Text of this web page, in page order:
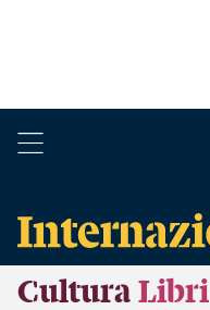
Cultura Libri